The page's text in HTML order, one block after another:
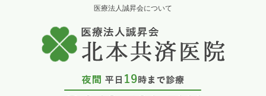
医療法人誠昇会について